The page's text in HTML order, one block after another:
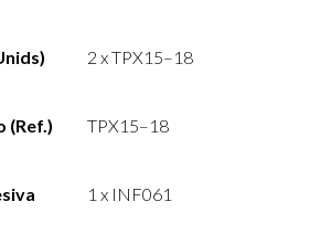
2 x TPX15–18
(Ref.) TPX15–18
1 x INF061